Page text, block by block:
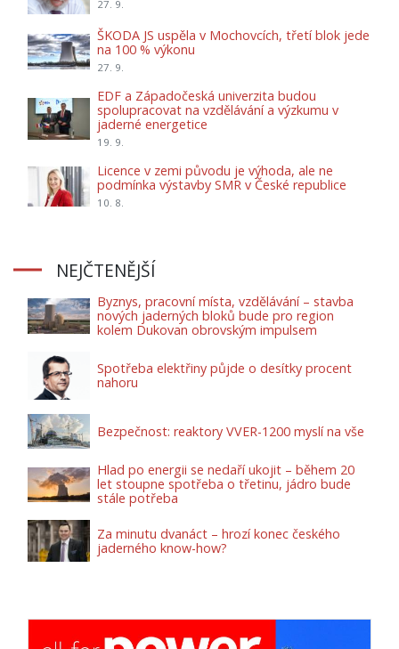
27. 9.
ŠKODA JS uspěla v Mochovcích, třetí blok jede
na 100 % výkonu
27. 9.
EDF a Západočeská univerzita budou
spolupracovat na vzdělávání a výzkumu v
jaderné energetice
19. 9.
Licence v zemi původu je výhoda, ale ne
podmínka výstavby SMR v České republice
10. 8.
NEJČTENĚJŠÍ
Byznys, pracovní místa, vzdělávání – stavba
nových jaderných bloků bude pro region
kolem Dukovan obrovským impulsem
Spotřeba elektřiny půjde o desítky procent
nahoru
Bezpečnost: reaktory VVER-1200 myslí na vše
Hlad po energii se nedaří ukojit – během 20
let stoupne spotřeba o třetinu, jádro bude
stále potřeba
Za minutu dvanáct – hrozí konec českého
jaderného know-how?